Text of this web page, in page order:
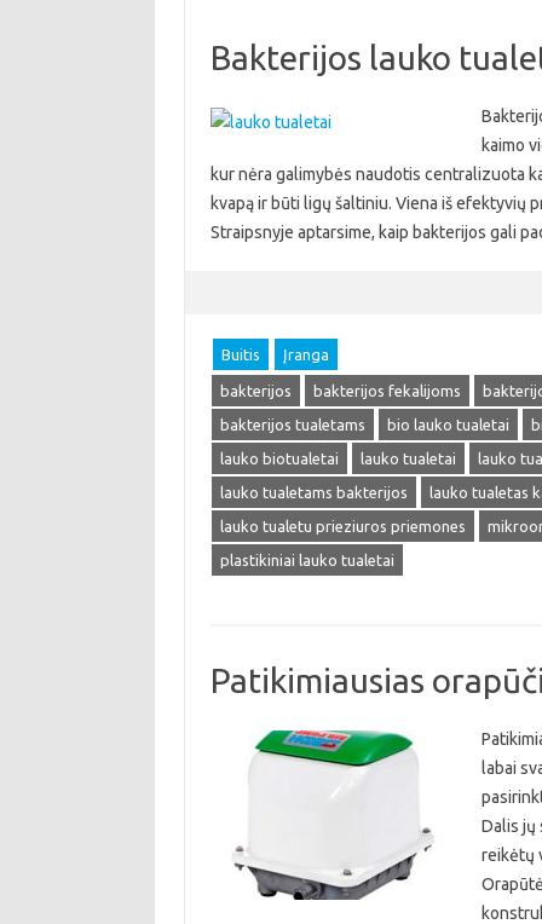
Bakterijos lauko
kaimo
kur nėra galimybės naudotis centralizuota
kvapą ir būti ligų šaltiniu. Viena iš efektyvių
Straipsnyje aptarsime, kaip bakterijos gali
Buitis Įranga
bakterijos bakterijos fekalijoms
bakterijos tualetams
bio lauko tualetai
lauko biotualetai
lauko tualetai
lauko
lauko tualetams bakterijos
lauko tualetas
lauko tualetu prieziuros priemones
plastikiniai lauko tualetai
Patikimiausias
labai
Dalis jų
reikėtų